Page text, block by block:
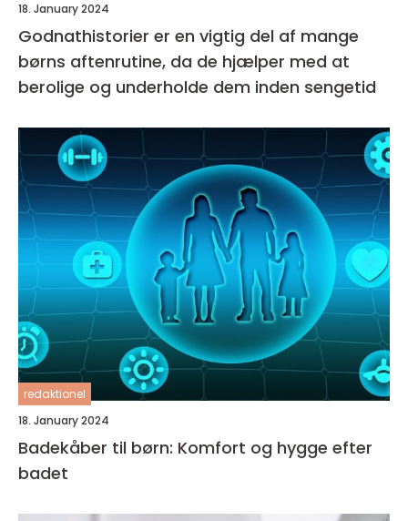
18. January 2024
Godnathistorier er en vigtig del af mange
børns aftenrutine, da de hjælper med at
berolige og underholde dem inden sengetid
redaktionel
18. January 2024
Badekåber til børn: Komfort og hygge efter
badet